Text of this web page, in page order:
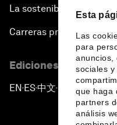
Esta
Las
para
anuncios,
sociales y
que haga
partners
análisis
La sostenibilidad en el
Carreras profesionales
Ediciones en otros
EN ▪ES▪中文▪ 日本語